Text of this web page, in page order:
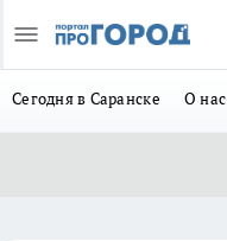
Сегодня в Саранске О нас